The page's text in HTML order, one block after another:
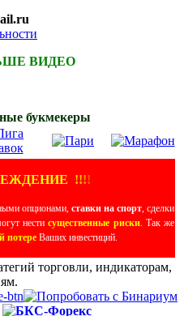
ВИДЕО
букмекеры
!!!!
опционами, ставки на спорт, сделки
нестисущественные риски. Так же
потере Ваших инвестиций.
торговли, индикаторам,